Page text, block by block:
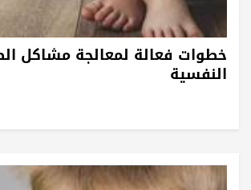
خطوات فعالة لمعالجة مشاكل
النفسية